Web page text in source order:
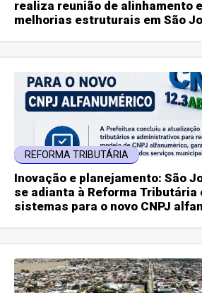
realiza reunião de alinhamento
melhorias estruturais em São
REFORMA TRIBUTÁRIA
Inovação e planejamento: São
se adianta à Reforma Tributária
sistemas para o novo CNPJ